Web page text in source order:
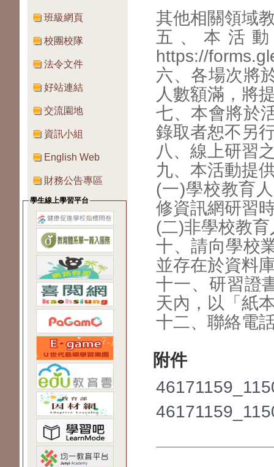
班級網頁
校團校隊
法令文件
好站連結
交流園地
資訊小組
English Web
財務公告專區
學生線上學習平台
其他相關領域
五、本活
https://
六、各場次將
人數額滿，將
七、本會將於
錄取者恕不另
八、線上研習
九、本活動提
(一)學校教育
修資訊網研習
(二)非學校教
十、請向學校
並存在於資料
十一、研習證
天內，以 「紙
十二、聯絡電
附件